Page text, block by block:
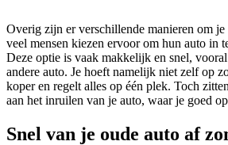
Overig zijn er verschillende manieren om je
veel mensen kiezen ervoor om hun auto in
Deze optie is vaak makkelijk en snel, vooral
andere auto. Je hoeft namelijk niet zelf op
koper en regelt alles op één plek. Toch
aan het inruilen van je auto, waar je goed
Snel van je oude auto af